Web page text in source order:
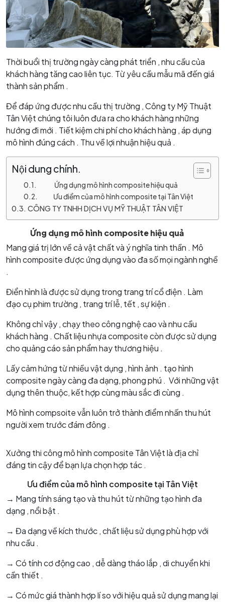
Thời buổi thị trường ngày càng phát triển , nhu cầu của
khách hàng tăng cao liên tục. Từ yêu cầu mẫu mã đến giá
thành sản phẩm .
Để đáp ứng được nhu cầu thị trường , Công ty Mỹ Thuật
Tân Việt chúng tôi luôn đưa ra cho khách hàng những
hướng đi mới . Tiết kiệm chi phí cho khách hàng , áp dụng
mô hình đúng cách . Thu về lợi nhuận hiệu quả .
Nội dung chính.
Ứng dụng mô hình composite hiệu quả
Ưu điểm của mô hình composite tại Tân Việt
CÔNG TY TNHH DỊCH VỤ MỸ THUẬT TÂN VIỆT
Ứng dụng mô hình composite hiệu quả
Mang giá trị lớn về cả vật chất và ý nghĩa tinh thần . Mô
hình composite được ứng dụng vào đa số mọi ngành nghề
.
Điển hình là được sử dụng trong trang trí cổ điện . Làm
đạo cụ phim trường , trang trí lễ, tết , sự kiện .
Không chỉ vậy , chạy theo công nghệ cao và nhu cầu
khách hàng . Chất liệu nhựa composite còn được sử dụng
cho quảng cáo sản phẩm hay thương hiệu .
Lấy cảm hứng từ nhiều vật dụng , hình ảnh . tạo hình
composite ngày càng đa dạng, phong phú . Với những vật
dụng thên thuộc, kết hợp cùng màu sắc đi cùng .
Mô hình compsoite vẫn luôn trở thành điểm nhấn thu hút
người xem trước đám đông .
Xưởng thi công mô hình composite Tân Việt là địa chỉ
đáng tin cậy để bạn lựa chọn hợp tác .
Ưu điểm của mô hình composite tại Tân Việt
→ Mang tính sáng tạo và thu hút từ những tạo hình đa
dạng , nổi bật .
→ Đa dạng về kích thước , chất liệu sử dụng phù hợp với
nhu cầu .
→ Có tính cơ động cao , dễ dàng tháo lắp , di chuyển khi
cần thiết .
→ Có mức giá thành hợp lí so với hiệu quả sử dụng mang lại